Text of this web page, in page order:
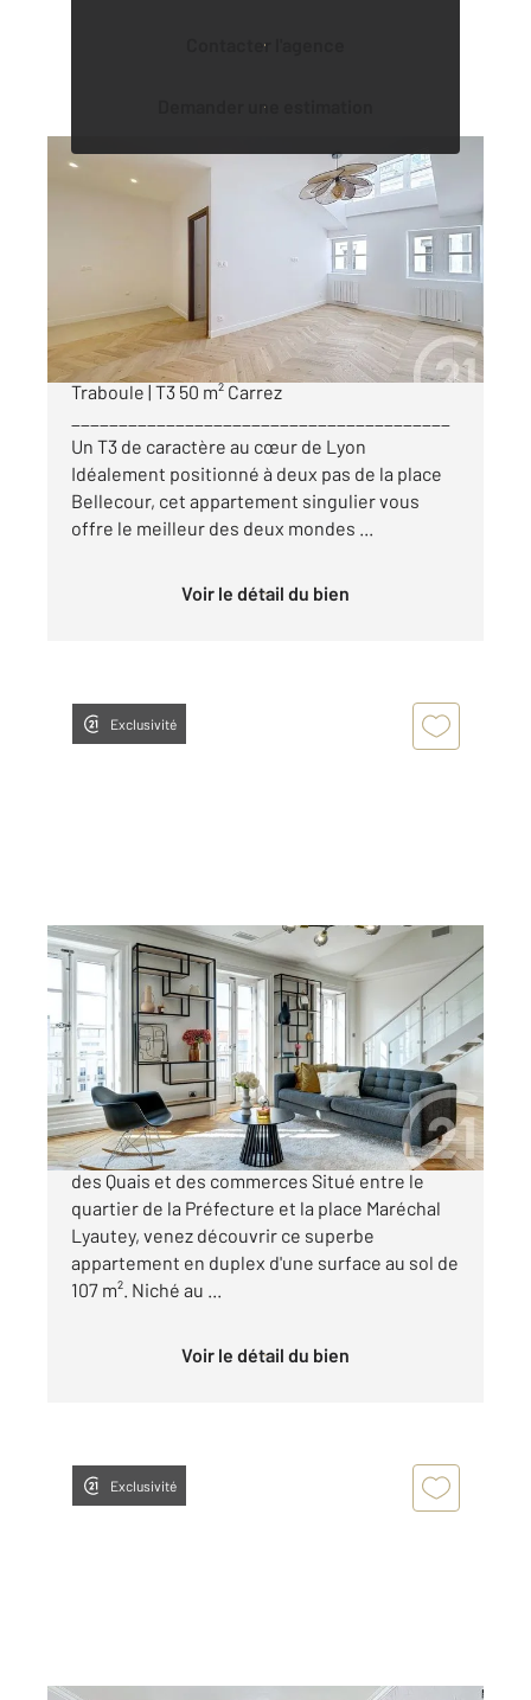
Contacter l'agence
Demander une estimation
LYON 69002
2
Appartement F3 à vendre
360 000 €
Lyon 2e Presqu'île | Cour intérieure Ancienne
Traboule | T3 50 m² Carrez
Un T3 de caractère au cœur de Lyon
Idéalement positionné à deux pas de la place
Bellecour, cet appartement singulier vous
offre le meilleur des deux mondes ...
Voir le détail du bien
Exclusivité
LYON 69006
106 m
, 4 pièces
Ref : 842
Appartement Duplex à vendre
690 000 €
Superbe duplex rénové par architecte proche
des Quais et des commerces Situé entre le
quartier de la Préfecture et la place Maréchal
Lyautey, venez découvrir ce superbe
appartement en duplex d'une surface au sol de
107 m². Niché au ...
Voir le détail du bien
Exclusivité